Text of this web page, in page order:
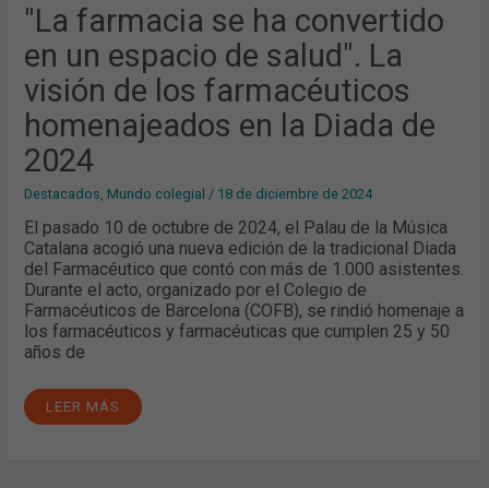
"La farmacia se ha convertido
en un espacio de salud". La
visión de los farmacéuticos
homenajeados en la Diada de
2024
Destacados Mundo colegial / 18 de diciembre de 2024
El pasado 10 de octubre de 2024, el Palau de la Música
Catalana acogió una nueva edición de la tradicional Diada
del Farmacéutico que contó con más de 1.000 asistentes.
Durante el acto, organizado por el Colegio de
Farmacéuticos de Barcelona (COFB), se rindió homenaje a
los farmacéuticos y farmacéuticas que cumplen 25 y 50
años de
LEER MÁS